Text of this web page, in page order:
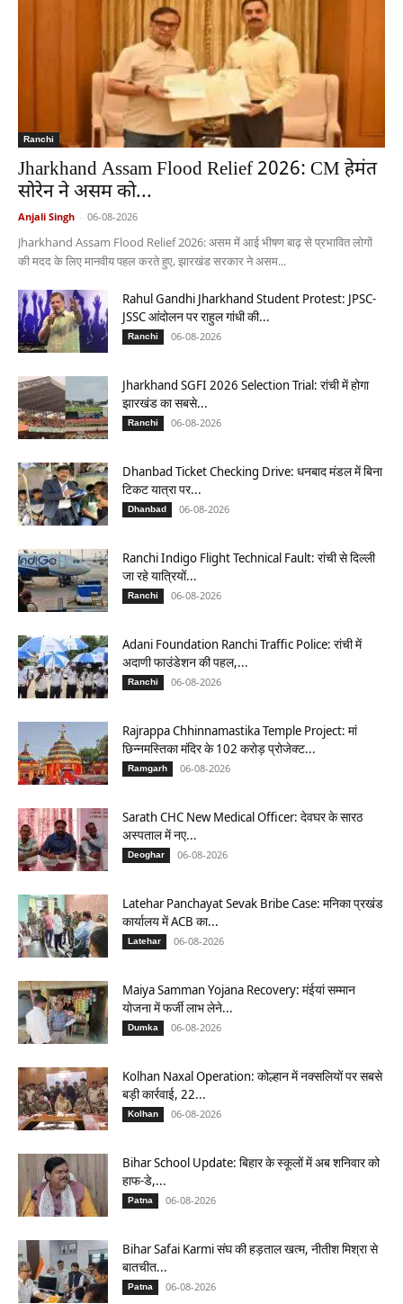
Ranchi
Jharkhand Assam Flood Relief 2026: CM हेमंत
सोरेन ने असम को...
Anjali Singh - 06-08-2026
Jharkhand Assam Flood Relief 2026: असम में आई भीषण बाढ़ से प्रभावित लोगों
की मदद के लिए मानवीय पहल करते हुए, झारखंड सरकार ने असम...
Rahul Gandhi Jharkhand Student Protest: JPSC-
JSSC आंदोलन पर राहुल गांधी की...
Ranchi 06-08-2026
Jharkhand SGFI 2026 Selection Trial: रांची में होगा
झारखंड का सबसे...
Ranchi 06-08-2026
Dhanbad Ticket Checking Drive: धनबाद मंडल में बिना
टिकट यात्रा पर...
Dhanbad 06-08-2026
Ranchi Indigo Flight Technical Fault: रांची से दिल्ली
जा रहे यात्रियों...
Ranchi 06-08-2026
Adani Foundation Ranchi Traffic Police: रांची में
अदाणी फाउंडेशन की पहल,...
Ranchi 06-08-2026
Rajrappa Chhinnamastika Temple Project: मां
छिन्नमस्तिका मंदिर के 102 करोड़ प्रोजेक्ट...
Ramgarh 06-08-2026
Sarath CHC New Medical Officer: देवघर के सारठ
अस्पताल में नए...
Deoghar 06-08-2026
Latehar Panchayat Sevak Bribe Case: मनिका प्रखंड
कार्यालय में ACB का...
Latehar 06-08-2026
Maiya Samman Yojana Recovery: मंईयां सम्मान
योजना में फर्जी लाभ लेने...
Dumka 06-08-2026
Kolhan Naxal Operation: कोल्हान में नक्सलियों पर सबसे
बड़ी कार्रवाई, 22...
Kolhan 06-08-2026
Bihar School Update: बिहार के स्कूलों में अब शनिवार को
हाफ-डे,...
Patna 06-08-2026
Bihar Safai Karmi संघ की हड़ताल खत्म, नीतीश मिश्रा से
बातचीत...
Patna 06-08-2026